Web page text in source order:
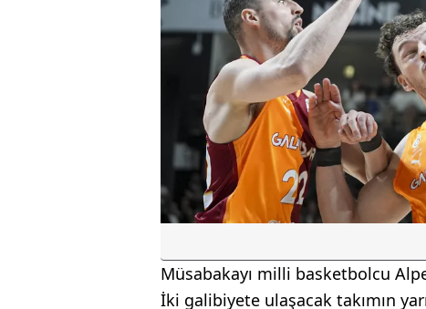
Müsabakayı milli basketbolcu
İki galibiyete ulaşacak takımın